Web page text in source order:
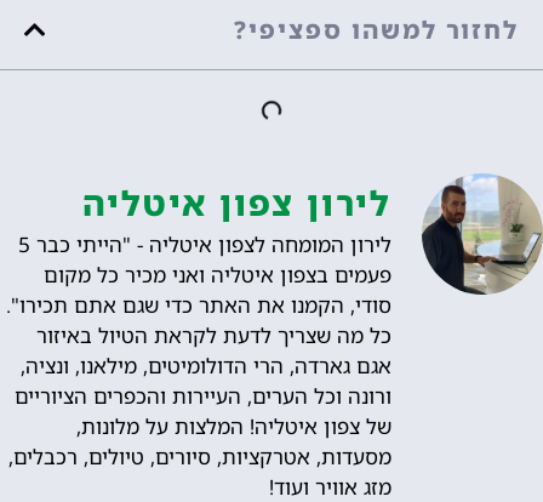
לחזור למשהו ספציפי?
לירון צפון איטליה
לירון המומחה לצפון איטליה - "הייתי כבר 5
פעמים בצפון איטליה ואני מכיר כל מקום
סודי, הקמנו את האתר כדי שגם אתם תכירו".
כל מה שצריך לדעת לקראת הטיול באיזור
אגם גארדה, הרי הדולומיטים, מילאנו, ונציה,
ורונה וכל הערים, העיירות והכפרים הציוריים
של צפון איטליה! המלצות על מלונות,
מסעדות, אטרקציות, סיורים, טיולים, רכבלים,
מזג אוויר ועוד!